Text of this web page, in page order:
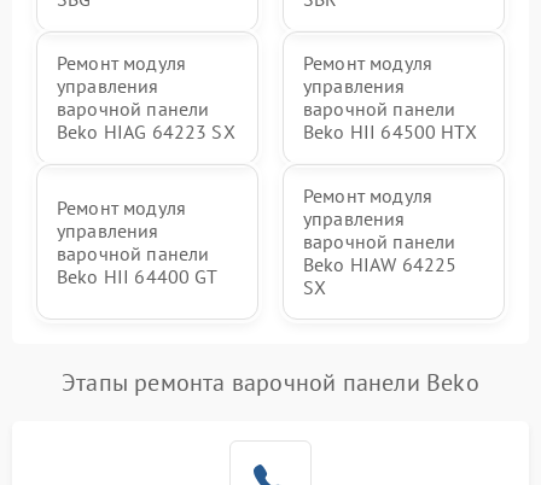
Ремонт модуля
управления
варочной панели
Beko HIAG 64223 SX
Ремонт модуля
управления
варочной панели
Beko HII 64500 HTX
Ремонт модуля
управления
варочной панели
Beko HII 64400 GT
Ремонт модуля
управления
варочной панели
Beko HIAW 64225
SX
Этапы ремонта варочной панели Beko